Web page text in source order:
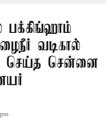
பக்கிங்ஹாம்
வடிகால்
செய்த சென்னை